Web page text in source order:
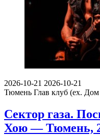
2026-10-21 2026-10-21
Тюмень Глав клуб (ex.
Сектор газа.
Хою — Тюмень,